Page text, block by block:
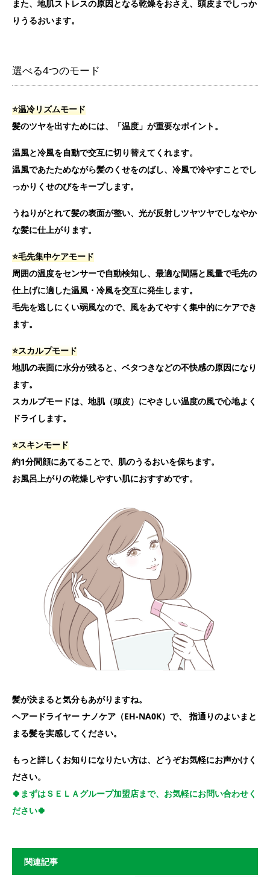
また、地肌ストレスの原因となる乾燥をおさえ、頭皮までしっか
りうるおいます。
選べる4つのモード
⭐️温冷リズムモード
髪のツヤを出すためには、「温度」が重要なポイント。
温風と冷風を自動で交互に切り替えてくれます。
温風であたためながら髪のくせをのばし、冷風で冷やすことでし
っかりくせのびをキープします。
うねりがとれて髪の表面が整い、光が反射しツヤツヤでしなやか
な髪に仕上がります。
⭐️毛先集中ケアモード
周囲の温度をセンサーで自動検知し、最適な間隔と風量で毛先の
仕上げに適した温風・冷風を交互に発生します。
毛先を逃しにくい弱風なので、風をあてやすく集中的にケアでき
ます。
⭐️スカルプモード
地肌の表面に水分が残ると、ベタつきなどの不快感の原因になり
ます。
スカルプモードは、地肌（頭皮）にやさしい温度の風で心地よく
ドライします。
⭐️スキンモード
約1分間顔にあてることで、肌のうるおいを保ちます。
お風呂上がりの乾燥しやすい肌におすすめです。
髪が決まると気分もあがりますね。
ヘアードライヤー ナノケア（EH-NA0K）で、 指通りのよいまと
まる髪を実感してください。
もっと詳しくお知りになりたい方は、どうぞお気軽にお声かけく
ださい。
🍀まずはＳＥＬＡグループ加盟店まで、お気軽にお問い合わせく
ださい🍀
関連記事